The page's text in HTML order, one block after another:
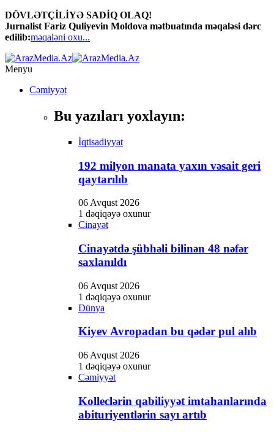
DÖVLƏTÇİLİYƏ SADİQ OLAQ!
Jurnalist Fariz Quliyevin Moldova mətbuatında məqaləsi dərc
edilib:məqaləni oxu...
Menyu
Cəmiyyət
Bu yazıları yoxlayın:
İqtisadiyyat
192 milyon manata yaxın vəsait geri
qaytarılıb
06 Avqust 2026
1 dəqiqəyə oxunur
Cinayət
Cinayətdə şübhəli bilinən 48 nəfər
saxlanıldı
06 Avqust 2026
1 dəqiqəyə oxunur
Dünya
Kiyev Avropadan bu qədər pul alıb
06 Avqust 2026
1 dəqiqəyə oxunur
Cəmiyyət
Kolleclərin qabiliyyət imtahanlarında
abituriyentlərin sayı artıb